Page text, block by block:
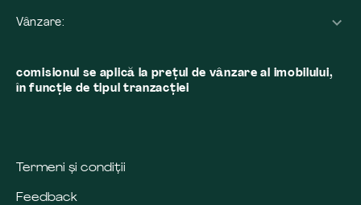
Vânzare:
comisionul se aplică la preţul de vânzare al imobilului,
în funcţie de tipul tranzacţiei
Termeni și condiții
Feedback